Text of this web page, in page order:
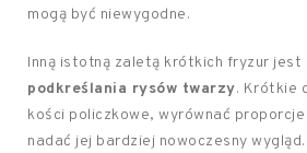
mogą być niewygodne.
Inną istotną zaletą krótkich fryzur jest
podkreślania rysów twarzy. Krótkie
kości policzkowe, wyrównać
nadać jej bardziej nowoczesny